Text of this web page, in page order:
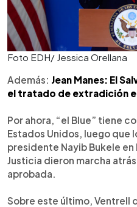
Foto EDH/ Jessica Orellana
Además: Jean Manes: El
el tratado de extradición
Por ahora, “el Blue” tiene
Estados Unidos, luego que
presidente Nayib Bukele
Justicia dieron marcha
aprobada.
Sobre este último, Ventrell